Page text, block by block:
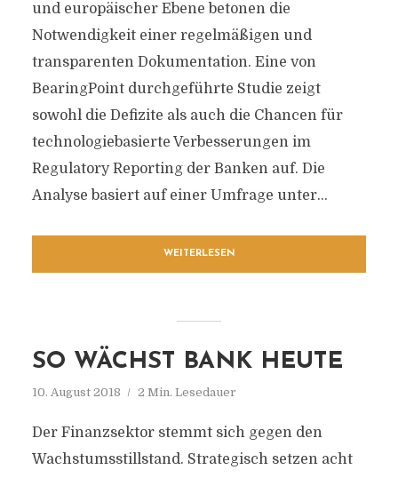
und europäischer Ebene betonen die
Notwendigkeit einer regelmäßigen und
transparenten Dokumentation. Eine von
BearingPoint durchgeführte Studie zeigt
sowohl die Defizite als auch die Chancen für
technologiebasierte Verbesserungen im
Regulatory Reporting der Banken auf. Die
Analyse basiert auf einer Umfrage unter...
WEITERLESEN
SO WÄCHST BANK HEUTE
10. August 2018 2 Min. Lesedauer
Der Finanzsektor stemmt sich gegen den
Wachstumsstillstand. Strategisch setzen acht